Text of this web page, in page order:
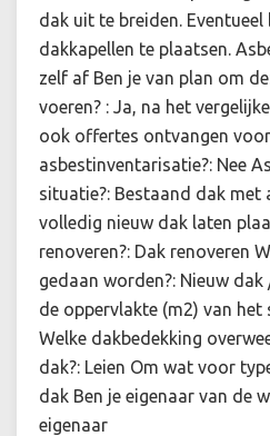
dak uit te breiden. Eventueel
dakkapellen te plaatsen.
zelf af Ben je van plan om
voeren? : Ja, na het
ook offertes ontvangen
asbestinventarisatie?: Nee
situatie?: Bestaand dak met
volledig nieuw dak laten
renoveren?: Dak renoveren
gedaan worden?: Nieuw
de oppervlakte (m2) van het
Welke dakbedekking
dak?: Leien Om wat voor
dak Ben je eigenaar van de
eigenaar